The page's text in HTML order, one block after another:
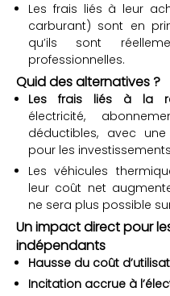
Les frais liés à leur
carburant) sont en
qu’ils sont
professionnelles.
Quid des alternatives ?
Les frais liés à la
électricité,
déductibles, avec
pour les
Les véhicules
leur coût net
ne sera plus possible
Un impact direct pour
indépendants
Hausse du coût
Incitation accrue à